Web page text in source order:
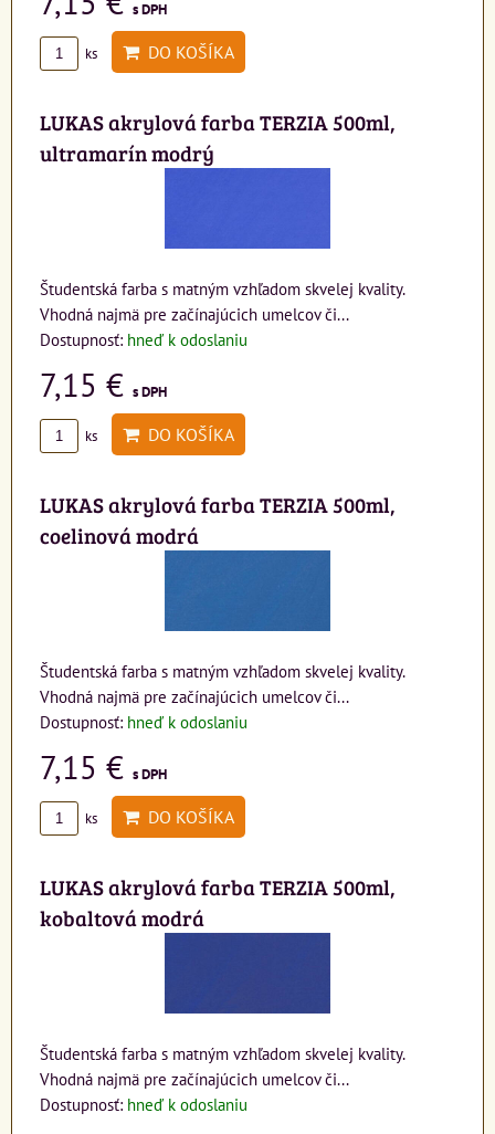
s DPH
ks DO KOŠÍKA
LUKAS akrylová farba TERZIA 500ml,
ultramarín modrý
Študentská farba s matným vzhľadom skvelej kvality.
Vhodná najmä pre začínajúcich umelcov či...
Dostupnosť: hneď k odoslaniu
7,15 € s DPH
ks DO KOŠÍKA
LUKAS akrylová farba TERZIA 500ml,
coelinová modrá
Študentská farba s matným vzhľadom skvelej kvality.
Vhodná najmä pre začínajúcich umelcov či...
Dostupnosť: hneď k odoslaniu
7,15 € s DPH
ks DO KOŠÍKA
LUKAS akrylová farba TERZIA 500ml,
kobaltová modrá
Študentská farba s matným vzhľadom skvelej kvality.
Vhodná najmä pre začínajúcich umelcov či...
Dostupnosť: hneď k odoslaniu